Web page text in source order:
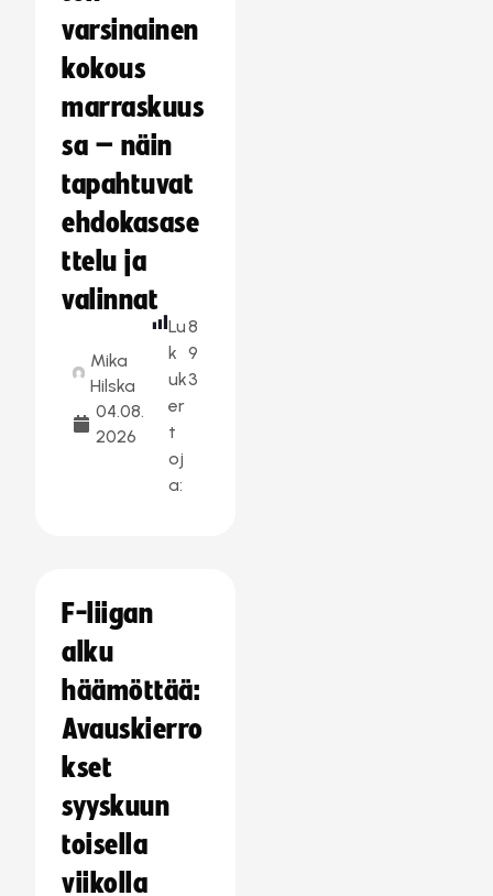
varsinainen
kokous
marraskuus
sa – näin
tapahtuvat
ehdokasase
ttelu ja
valinnat
Mika
Hilska
04.08.
2026
Lu
k
uk
er
t
oj
a:
8
9
3
F-liigan
alku
häämöttää:
Avauskierro
kset
syyskuun
toisella
viikolla